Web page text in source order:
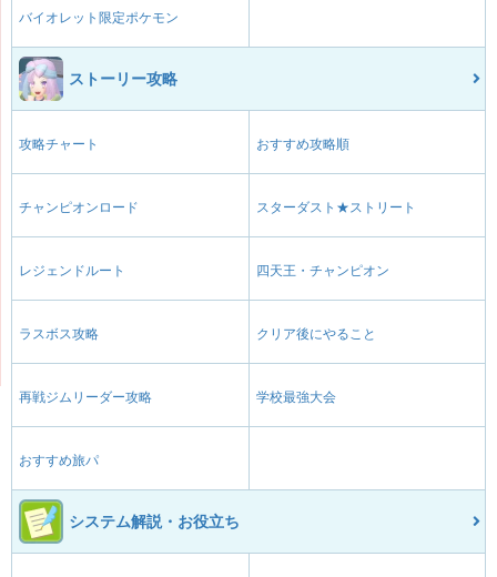
バイオレット限定ポケモン
ストーリー攻略
攻略チャート おすすめ攻略順
チャンピオンロード スターダスト★ストリート
レジェンドルート 四天王・チャンピオン
ラスボス攻略 クリア後にやること
再戦ジムリーダー攻略 学校最強大会
おすすめ旅パ
システム解説・お役立ち